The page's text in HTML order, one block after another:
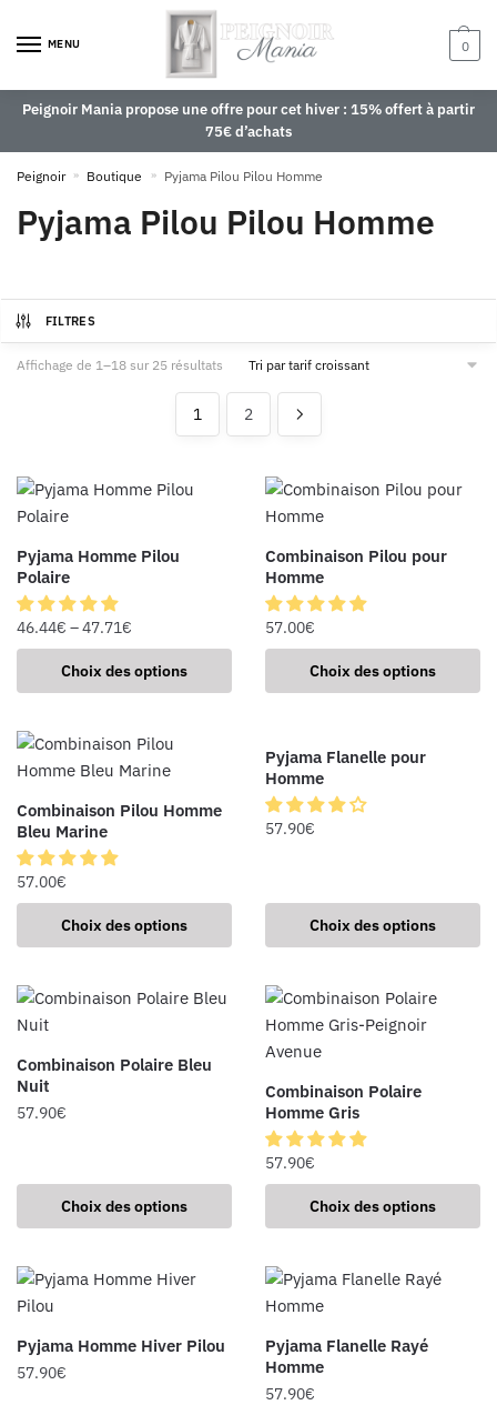
MENU 0
Peignoir Mania propose une offre pour cet hiver : 15% offert à partir
75€ d’achats
Peignoir » Boutique » Pyjama Pilou Pilou Homme
Pyjama Pilou Pilou Homme
FILTRES
Affichage de 1–18 sur 25 résultats
1 2
Pyjama Homme Pilou
Polaire
46.44€ –47.71€
Choix des options
Combinaison Pilou pour
Homme
57.00€
Choix des options
Combinaison Pilou Homme
Bleu Marine
57.00€
Choix des options
Pyjama Flanelle pour
Homme
57.90€
Choix des options
Combinaison Polaire Bleu
Nuit
57.90€
Choix des options
Combinaison Polaire
Homme Gris
57.90€
Choix des options
Pyjama Homme Hiver Pilou
57.90€
Pyjama Flanelle Rayé
Homme
57.90€